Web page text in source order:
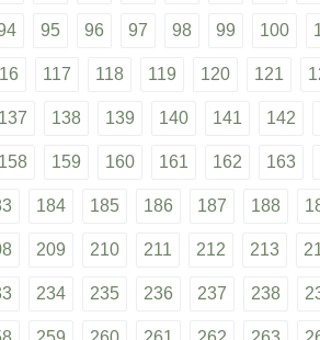
95 96 97 98 99 100
117 118 119 120 121
137 138 139 140 141 142
158 159 160 161 162 163
184 185 186 187 188
209 210 211 212 213
234 235 236 237 238